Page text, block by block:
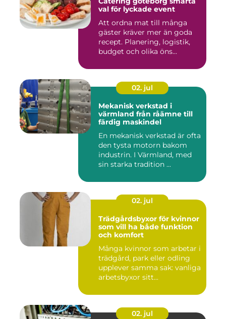
val för lyckade event
Att ordna mat till många
gäster kräver mer än goda
recept. Planering, logistik,
budget och olika öns...
02. jul
Mekanisk verkstad i
värmland från råämne till
färdig maskindel
En mekanisk verkstad är ofta
den tysta motorn bakom
industrin. I Värmland, med
sin starka tradition ...
02. jul
Trädgårdsbyxor för kvinnor
som vill ha både funktion
och komfort
Många kvinnor som arbetar i
trädgård, park eller odling
upplever samma sak: vanliga
arbetsbyxor sitt...
02. jul